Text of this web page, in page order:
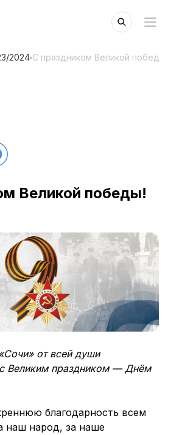
2024 С праздником Великой победы!
Великой победы!
от всей души
с Великим праздником — Днём
благодарность всем
наш народ, за наше